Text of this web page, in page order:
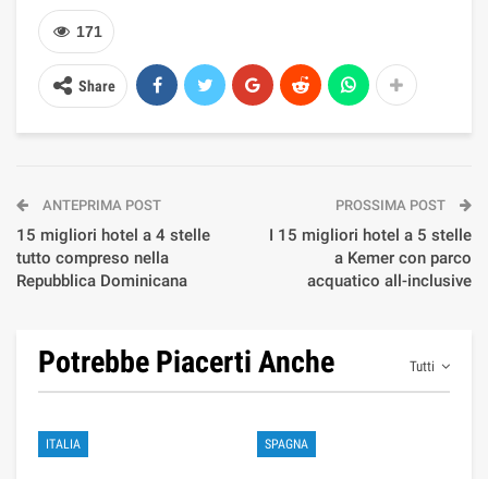
171
Share
ANTEPRIMA POST
15 migliori hotel a 4 stelle
tutto compreso nella
Repubblica Dominicana
PROSSIMA POST
I 15 migliori hotel a 5 stelle
a Kemer con parco
acquatico all-inclusive
Tutti
Potrebbe Piacerti Anche
ITALIA SPAGNA